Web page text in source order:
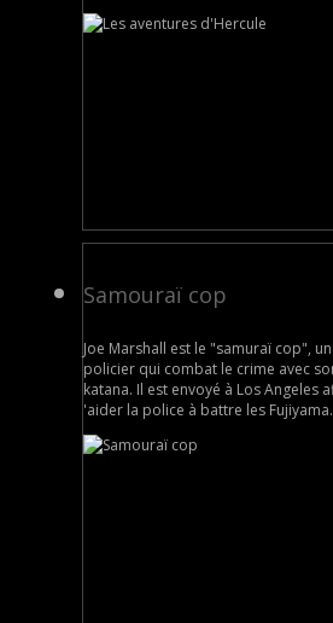
Samouraï cop
Joe Marshall est le "samuraï cop", un
policier qui combat le crime avec
katana. Il est envoyé à Los Angeles
'aider la police à battre les Fujiyama.